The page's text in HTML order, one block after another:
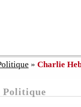
» Charlie
Politique